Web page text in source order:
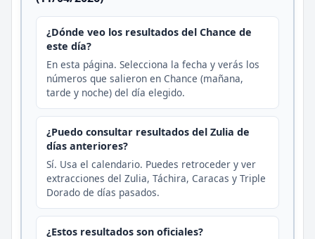
¿Dónde veo los resultados del Chance de
este día?
En esta página. Selecciona la fecha y verás los
números que salieron en Chance (mañana,
tarde y noche) del día elegido.
¿Puedo consultar resultados del Zulia de
días anteriores?
Sí. Usa el calendario. Puedes retroceder y ver
extracciones del Zulia, Táchira, Caracas y Triple
Dorado de días pasados.
¿Estos resultados son oficiales?